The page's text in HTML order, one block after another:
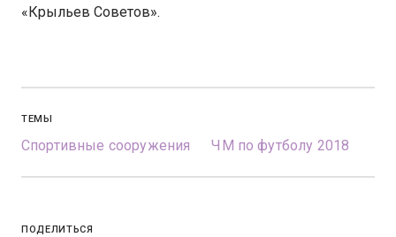
«Крыльев Советов».
ТЕМЫ
Спортивные сооружения ЧМ по футболу 2018
ПОДЕЛИТЬСЯ